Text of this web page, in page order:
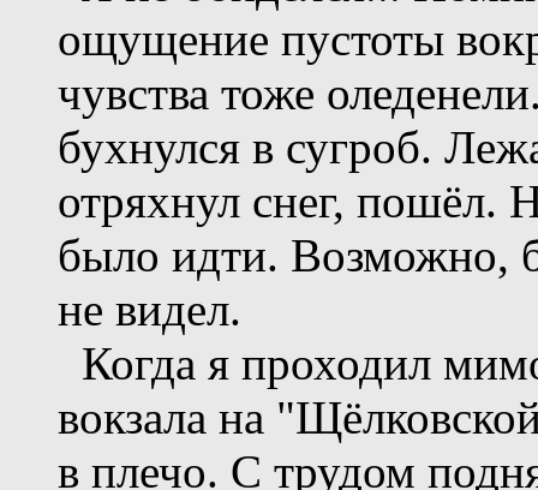
ощущение пустоты
чувства тоже
бухнулся в сугроб.
отряхнул снег, пошёл.
было идти. Возможно,
не видел.
Когда я проходил
вокзала на
в плечо. С трудом